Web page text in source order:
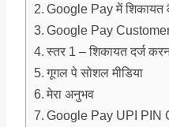
Google Pay में
Google Pay
स्तर 1 – शिकायत दर्ज
गूगल पे सोशल मीडिया
मेरा अनुभव
Google Pay UPI PIN